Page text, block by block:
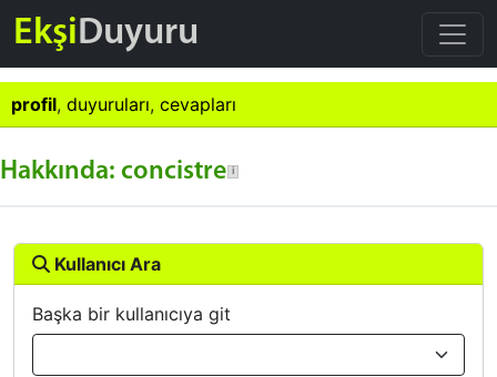
EkşiDuyuru
profil, duyuruları, cevapları
Hakkında: concistre
Kullanıcı Ara
Başka bir kullanıcıya git